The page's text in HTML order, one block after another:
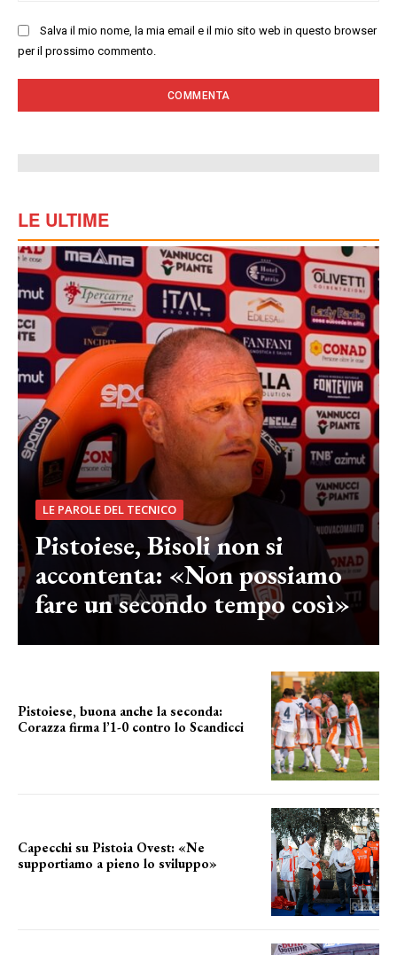
Salva il mio nome, la mia email e il mio sito web in questo browser
per il prossimo commento.
LE ULTIME
LE PAROLE DEL TECNICO
Pistoiese, Bisoli non si
accontenta: «Non possiamo
fare un secondo tempo così»
Pistoiese, buona anche la seconda:
Corazza firma l’1-0 contro lo Scandicci
Capecchi su Pistoia Ovest: «Ne
supportiamo a pieno lo sviluppo»